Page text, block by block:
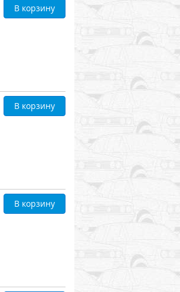
В корзину
В корзину
В корзину